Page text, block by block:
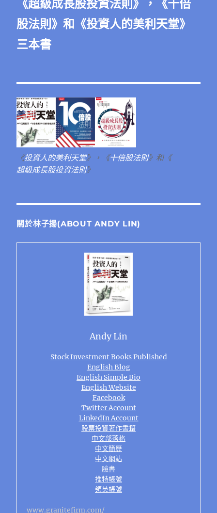
《超級成長股投資法則 》，《十倍
股法則 》和《投資人的美利天堂》
三本書
《投資人的美利天堂》，《十倍股法則》和《
超級成長股投資法則》
關於林子揚(ABOUT ANDY LIN)
Andy Lin
Stock Investment Books Published
English Blog
English Simple Bio
English Website
Facebook
Twitter Account
LinkedIn Account
股票投資著作書籍
中文部落格
中文簡歷
中文網站
臉書
推特帳號
領英帳號
www.granitefirm.com/